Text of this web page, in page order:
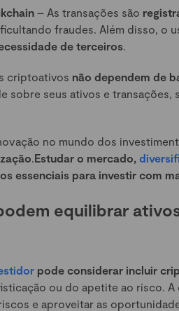
– As transações são
fraudes. Além disso, o
de terceiros
criptoativos não dependem de
sobre seus ativos e transações,
no mundo dos
Estudar o mercado,
essenciais para investir com
equilibrar
pode considerar incluir
ou do apetite ao risco. A
e aproveitar as